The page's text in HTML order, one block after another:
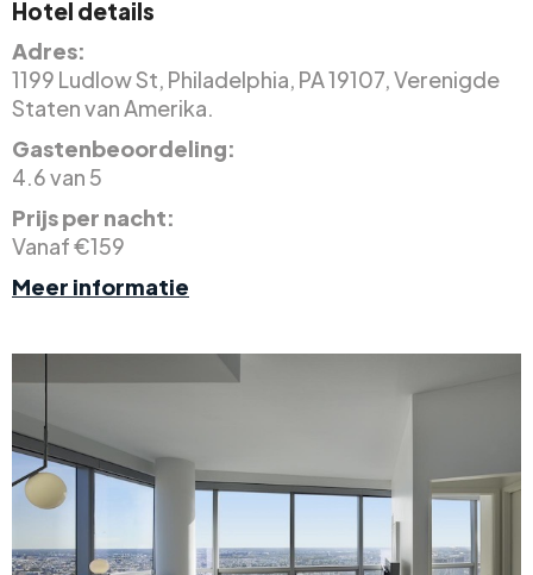
Hotel details
Adres:
1199 Ludlow St, Philadelphia, PA 19107, Verenigde
Staten van Amerika.
Gastenbeoordeling:
4.6 van 5
Prijs per nacht:
Vanaf €159
Meer informatie